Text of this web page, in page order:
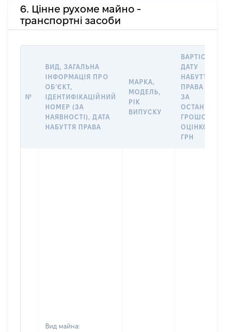
6. Цінне рухоме майно -
транспортні засоби
№
ВИД, ЗАГАЛЬНА
ІНФОРМАЦІЯ ПРО
ОБʼЄКТ,
ІДЕНТИФІКАЦІЙНИЙ
НОМЕР (ЗА
НАЯВНОСТІ), ДАТА
НАБУТТЯ ПРАВА
МАРКА,
МОДЕЛЬ,
РІК
ВИПУСКУ
ВАРТІСТЬ
ДАТУ
НАБУТТЯ
ПРАВА АБО
ЗА
ГРОШОВОЮ
ОЦІНКОЮ,
ГРН
Вид майна: